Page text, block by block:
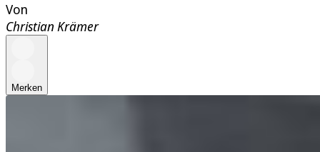
Von
Christian Krämer
Merken